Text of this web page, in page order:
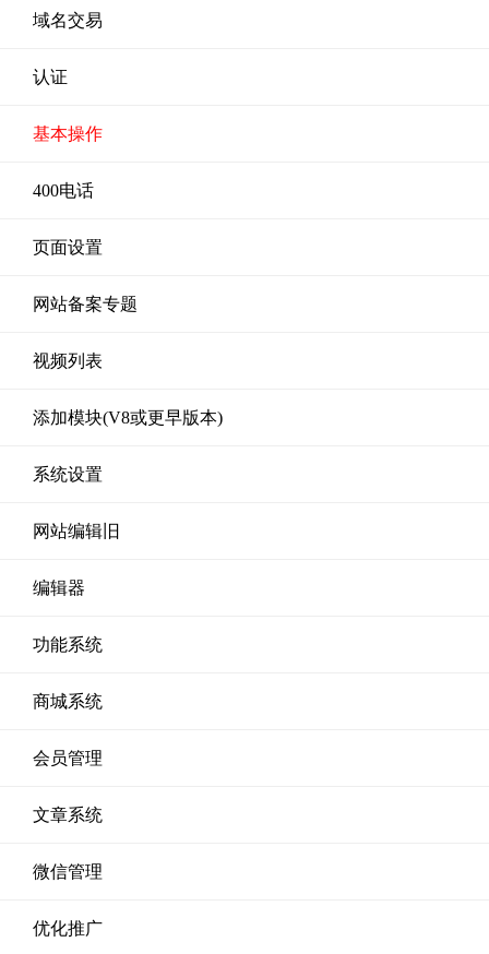
域名交易
认证
基本操作
400电话
页面设置
网站备案专题
视频列表
添加模块(V8或更早版本)
系统设置
网站编辑旧
编辑器
功能系统
商城系统
会员管理
文章系统
微信管理
优化推广